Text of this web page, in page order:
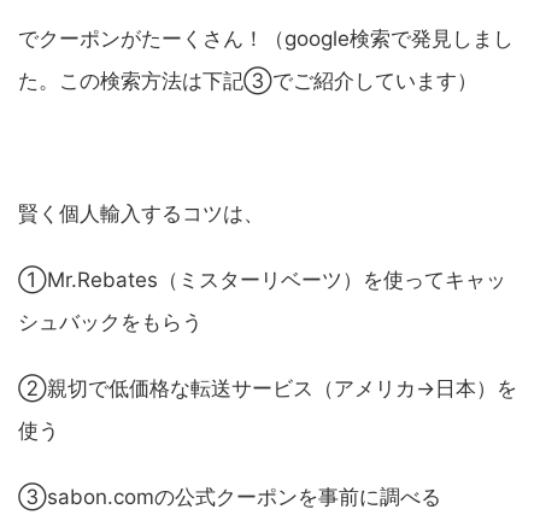
でクーポンがたーくさん！（google検索で発見しまし
た。この検索方法は下記③でご紹介しています）
賢く個人輸入するコツは、
①Mr.Rebates（ミスターリベーツ）を使ってキャッ
シュバックをもらう
②親切で低価格な転送サービス（アメリカ→日本）を
使う
③sabon.comの公式クーポンを事前に調べる